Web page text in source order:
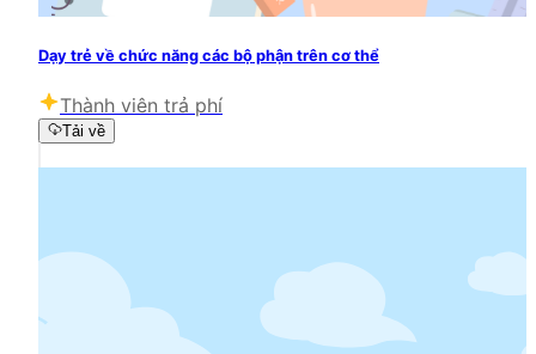
Dạy trẻ về chức năng các bộ phận trên cơ thể
Thành viên trả phí
Tải về